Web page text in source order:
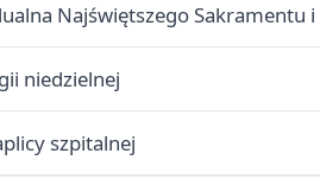
Najświętszego Sakramentu
niedzielnej
szpitalnej